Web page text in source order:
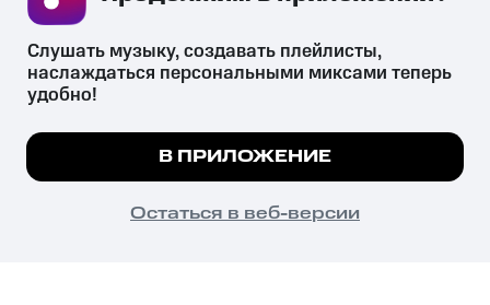
психотропных веществ, их аналогов причиняет вред здоровью,
их незаконный оборот запрещён и влечёт установленную
законодательством ответственность.
© 2026 ООО «КИОН».
Все права защищены
Мы используем куки, чтобы на сайте все
Подробнее
ПОНЯТНО
Слушать музыку, создавать плейлисты,
наслаждаться персональными миксами теперь
удобно!
В ПРИЛОЖЕНИЕ
Остаться в веб-версии